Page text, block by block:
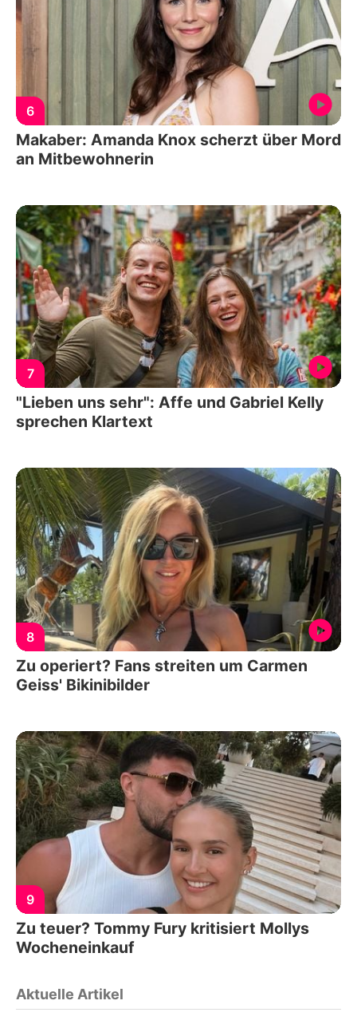
6
Makaber: Amanda Knox scherzt über Mord
an Mitbewohnerin
7
"Lieben uns sehr": Affe und Gabriel Kelly
sprechen Klartext
8
Zu operiert? Fans streiten um Carmen
Geiss' Bikinibilder
9
Zu teuer? Tommy Fury kritisiert Mollys
Wocheneinkauf
Aktuelle Artikel